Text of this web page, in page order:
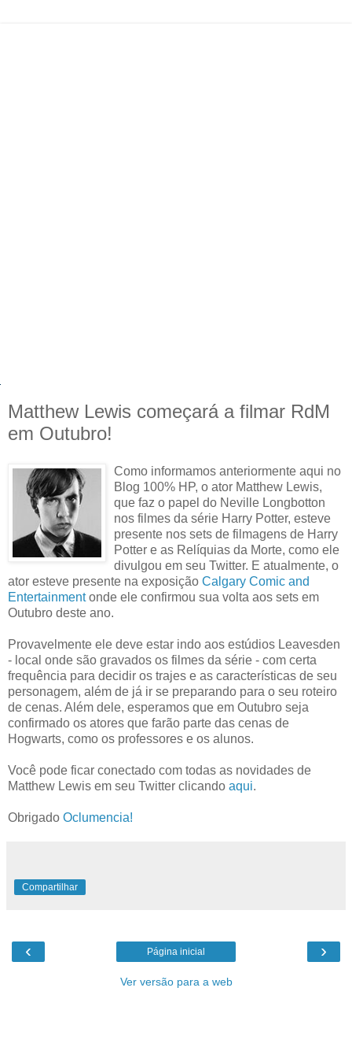
Matthew Lewis começará a filmar RdM
em Outubro!
Como informamos anteriormente aqui no
Blog 100% HP, o ator Matthew Lewis,
que faz o papel do Neville Longbotton
nos filmes da série Harry Potter, esteve
presente nos sets de filmagens de Harry
Potter e as Relíquias da Morte, como ele
divulgou em seu Twitter. E atualmente, o
ator esteve presente na exposição Calgary Comic and
Entertainmentonde ele confirmou sua volta aos sets em
Outubro deste ano.
Provavelmente ele deve estar indo aos estúdios Leavesden
- local onde são gravados os filmes da série - com certa
frequência para decidir os trajes e as características de seu
personagem, além de já ir se preparando para o seu roteiro
de cenas. Além dele, esperamos que em Outubro seja
confirmado os atores que farão parte das cenas de
Hogwarts, como os professores e os alunos.
Você pode ficar conectado com todas as novidades de
Matthew Lewis em seu Twitter clicando aqui.
Obrigado Oclumencia!
Compartilhar
‹ ›
Página inicial
Ver versão para a web